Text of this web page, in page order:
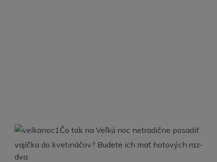
Čo tak na Veľkú noc netradične posadiť
vajíčka do kvetináčov? Budete ich mať hotových raz-
dva.